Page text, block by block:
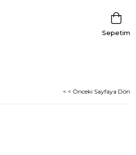
Sepetim
< < Önceki Sayfaya Dön